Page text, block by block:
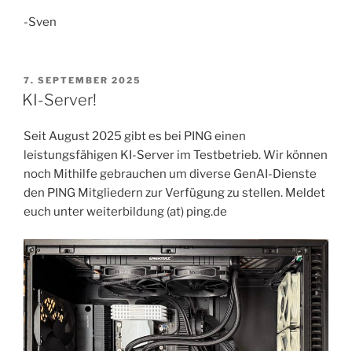
-Sven
VERÖFFENTLICHT
AM
7. SEPTEMBER 2025
KI-Server!
Seit August 2025 gibt es bei PING einen
leistungsfähigen KI-Server im Testbetrieb. Wir können
noch Mithilfe gebrauchen um diverse GenAI-Dienste
den PING Mitgliedern zur Verfügung zu stellen. Meldet
euch unter weiterbildung (at) ping.de